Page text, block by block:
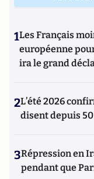
1Les Français
européenne
ira le grand
2L’été 2026
disent depuis
3Répression en
pendant que